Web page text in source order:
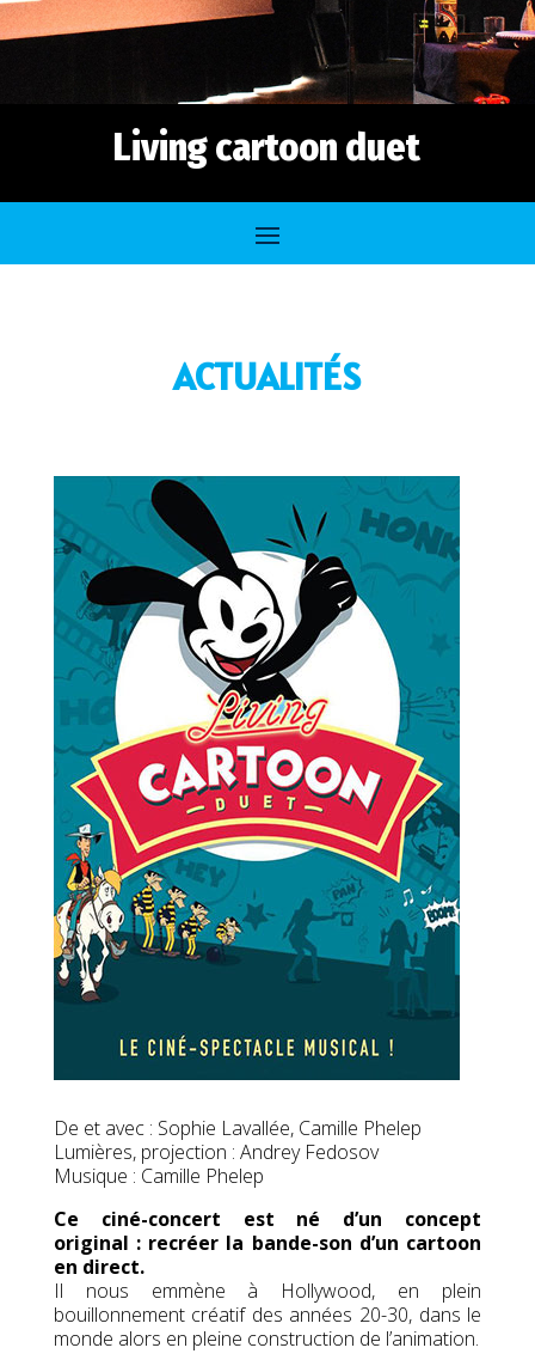
Living cartoon duet
ACTUALITÉS
De et avec : Sophie Lavallée, Camille Phelep
Lumières, projection : Andrey Fedosov
Musique : Camille Phelep
Ce ciné-concert est né d’un concept
original : recréer la bande-son d’un cartoon
en direct.
Il nous emmène à Hollywood, en plein
bouillonnement créatif des années 20-30, dans le
monde alors en pleine construction de l’animation.